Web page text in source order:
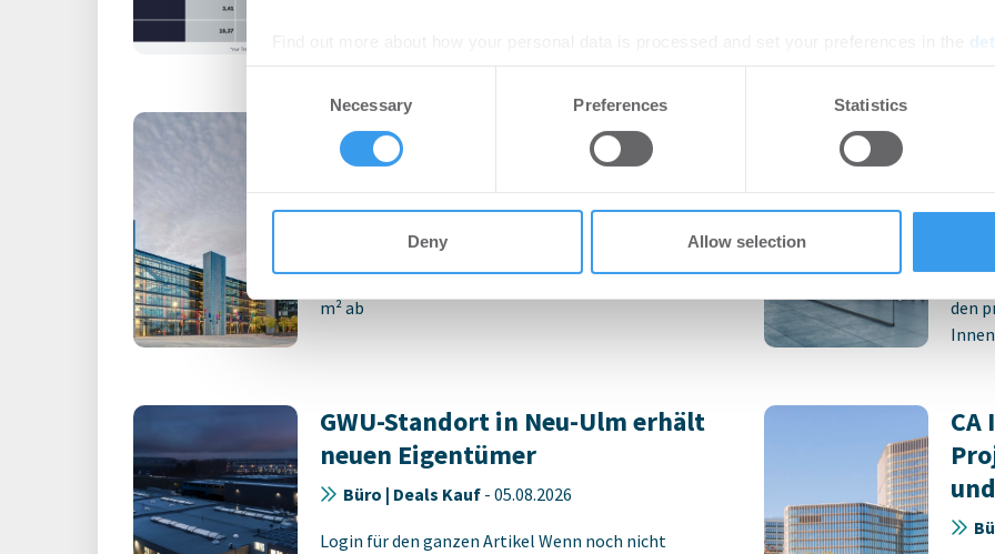
We use cookies to personalise content and ads, to provide social media features and to
other information that you’ve provided to them or that they’ve collected from your use of their
Necessary Preferences Statistics
Deny Allow selection
Büromieter verlängern und
expandieren im Stuttgarter
Technologiepark STEP
Büro | Deals Miete
Union Investment schließt Mietverträge über 3.500
m² ab
den
GWU-Standort in Neu-Ulm erhält
neuen Eigentümer
Büro | Deals Kauf - 05.08.2026
Login für den ganzen Artikel Wenn noch nicht